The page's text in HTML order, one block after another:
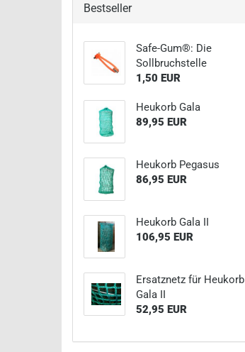
Bestseller
Safe-Gum®: Die
Sollbruchstelle
1,50 EUR
Heukorb Gala
89,95 EUR
Heukorb Pegasus
86,95 EUR
Heukorb Gala II
106,95 EUR
Ersatznetz für Heukorb
Gala II
52,95 EUR